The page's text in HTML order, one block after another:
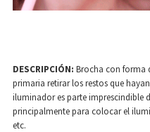
DESCRIPCIÓN: Brocha con forma
primaria retirar los restos que
iluminador es parte imprescindible
principalmente para colocar el
etc.